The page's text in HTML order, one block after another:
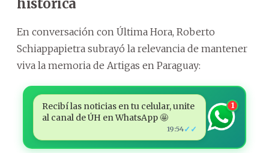
histórica
En conversación con Última Hora, Roberto
Schiappapietra subrayó la relevancia de mantener
viva la memoria de Artigas en Paraguay:
Recibí las noticias en tu celular, unite
al canal de ÚH en WhatsApp 🤩
19:54✓✓
1